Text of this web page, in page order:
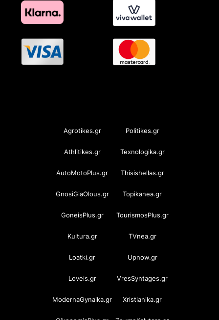
Agrotikes.gr Politikes.gr
Athlitikes.gr Texnologika.gr
AutoMotoPlus.gr Thisishellas.gr
GnosiGiaOlous.gr Topikanea.gr
GoneisPlus.gr TourismosPlus.gr
Kultura.gr TVnea.gr
Loatki.gr Upnow.gr
Loveis.gr VresSyntages.gr
ModernaGynaika.gr Xristianika.gr